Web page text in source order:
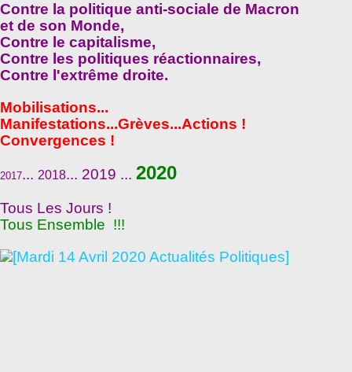
Contre la politique anti-sociale de Macron
et de son Monde,
Contre le capitalisme,
Contre les politiques réactionnaires,
Contre l'extrême droite.
Mobilisations...
Manifestations...Grèves...Actions !
Convergences !
2017... 2018... 2019 ... 2020
Tous Les Jours !
Tous Ensemble !!!